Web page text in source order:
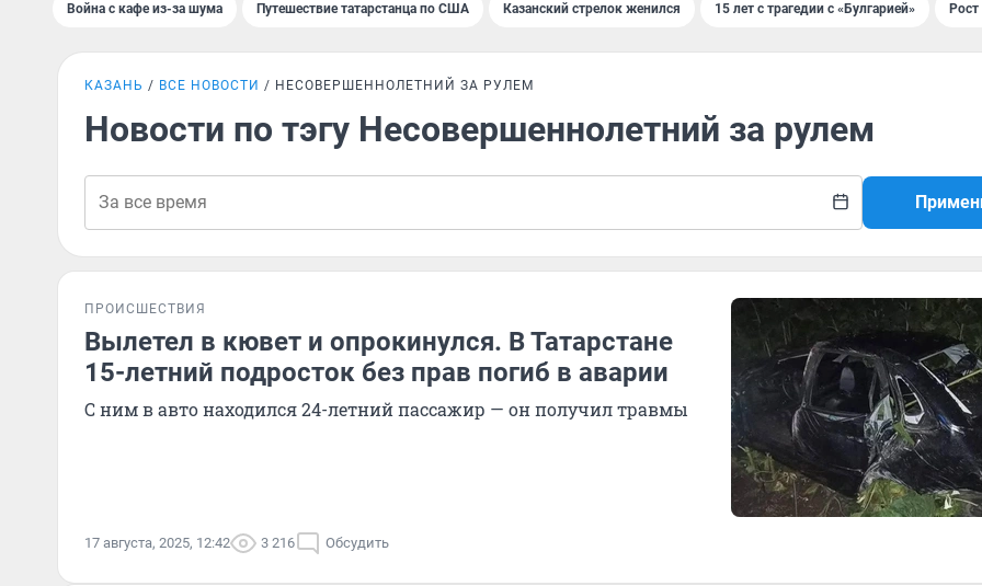
Война с кафе из-за шума Путешествие татарстанца по США Казанский стрелок женился 15 лет с трагедии с «Булгарией»
КАЗАНЬ ВСЕ НОВОСТИ НЕСОВЕРШЕННОЛЕТНИЙ ЗА РУЛЕМ
Новости по тэгу Несовершеннолетний за рулем
ПРОИСШЕСТВИЯ
Вылетел в кювет и опрокинулся. В Татарстане
15-летний подросток без прав погиб в аварии
С ним в авто находился 24-летний пассажир — он получил травмы
17 августа, 2025, 12:42 3 216 Обсудить